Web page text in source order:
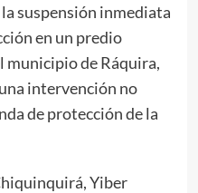
suspensión inmediata
en un predio
municipio de Ráquira,
intervención no
de protección de la
Yiber